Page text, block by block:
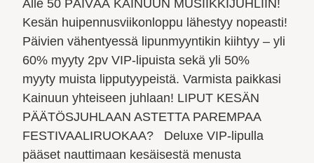
Alle 50 PÄIVÄÄ KAINUUN MUSIIKKIJUHLIIN!
Kesän huipennusviikonloppu lähestyy nopeasti!
Päivien vähentyessä lipunmyyntikin kiihtyy – yli
60% myyty 2pv VIP-lipuista sekä yli 50%
myyty muista lipputyypeistä. Varmista paikkasi
Kainuun yhteiseen juhlaan! LIPUT KESÄN
PÄÄTÖSJUHLAAN ASTETTA PAREMPAA
FESTIVAALIRUOKAA? Deluxe VIP-lipulla
pääset nauttimaan kesäisestä menusta